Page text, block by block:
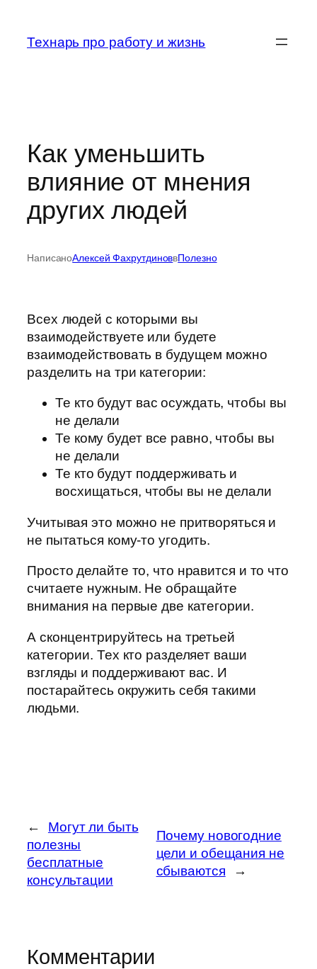
содержимому
Технарь про работу и жизнь
Как уменьшить
влияние от мнения
других людей
НаписаноАлексей ФахрутдиноввПолезно
Всех людей с которыми вы
взаимодействуете или будете
взаимодействовать в будущем можно
разделить на три категории:
Те кто будут вас осуждать, чтобы вы
не делали
Те кому будет все равно, чтобы вы
не делали
Те кто будут поддерживать и
восхищаться, чтобы вы не делали
Учитывая это можно не притворяться и
не пытаться кому-то угодить.
Просто делайте то, что нравится и то что
считаете нужным. Не обращайте
внимания на первые две категории.
А сконцентрируйтесь на третьей
категории. Тех кто разделяет ваши
взгляды и поддерживают вас. И
постарайтесь окружить себя такими
людьми.
←
Могут ли быть
полезны
бесплатные
консультации
Почему новогодние
цели и обещания не
сбываются
→
Комментарии